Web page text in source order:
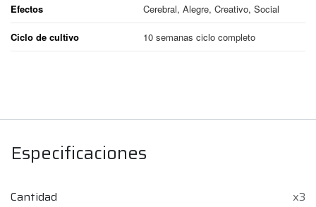
Efectos Cerebral, Alegre, Creativo, Social
Ciclo de cultivo 10 semanas ciclo completo
Especificaciones
Cantidad x3